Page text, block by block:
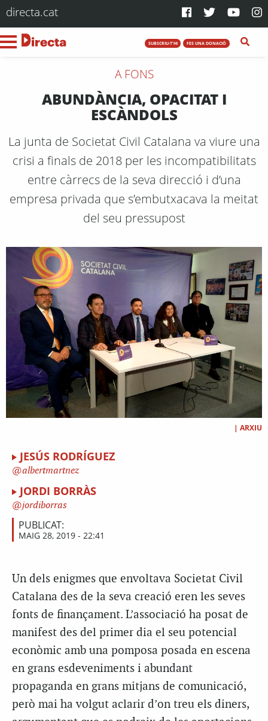
directa.cat
SUBSCRIU-T'HI FES UNA DONACIÓ
A FONS
ABUNDÀNCIA, OPACITAT I
ESCÀNDOLS
La junta de Societat Civil Catalana va viure una
crisi a finals de 2018 per les incompatibilitats
entre càrrecs de la seva direcció i d’una
empresa privada que s’embutxacava la meitat
del seu pressupost
| ARXIU
JESÚS RODRÍGUEZ
albertmartnez
JORDI BORRÀS
jordiborras
PUBLICAT:
MAIG 28, 2019 - 22:41
Un dels enigmes que envoltava Societat Civil
Catalana des de la seva creació eren les seves
fonts de finançament. L’associació ha posat de
manifest des del primer dia el seu potencial
econòmic amb una pomposa posada en escena
en grans esdeveniments i abundant
propaganda en grans mitjans de comunicació,
però mai ha volgut aclarir d’on treu els diners,